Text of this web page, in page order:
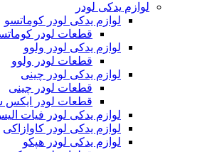
لوازم یدکی لودر
لوازم یدکی لودر کوماتسو
قطعات لودر کوماتسو
لوازم یدکی لودر ولوو
قطعات لودر ولوو
لوازم یدکی لودر چینی
قطعات لودر چینی
قطعات لودر ایکس سی ام جی xcmg
لوازم یدکی لودر فیات الیس
لوازم یدکی لودر کاوازاکی
لوازم یدکی لودر هپکو